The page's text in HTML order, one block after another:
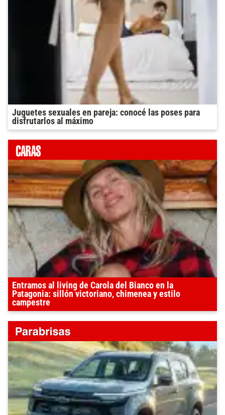
Juguetes sexuales en pareja: conocé las poses para
disfrutarlos al máximo
Entramos al living de Carola del Bianco en la
Patagonia: sillón victoriano, chimenea y estilo
campestre